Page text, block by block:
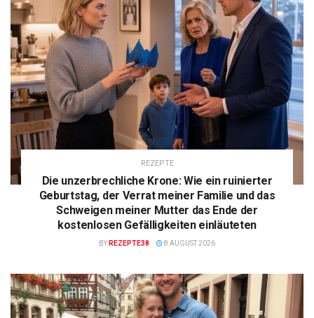
REZEPTE
Die unzerbrechliche Krone: Wie ein ruinierter
Geburtstag, der Verrat meiner Familie und das
Schweigen meiner Mutter das Ende der
kostenlosen Gefälligkeiten einläuteten
BY REZEPTE38 8 AUGUST 2026